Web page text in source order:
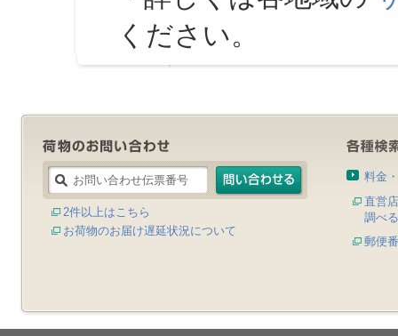
ください。
2件以上はこちら
お荷物のお届け遅延状況について
料金
直営
調べる
郵便